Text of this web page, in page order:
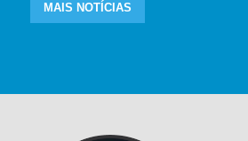
MAIS NOTÍCIAS